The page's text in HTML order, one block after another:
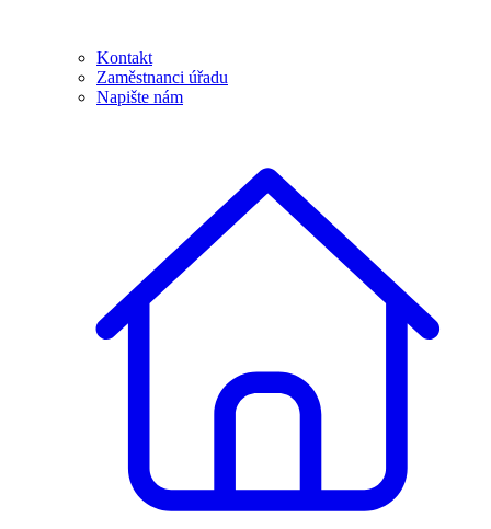
Kontakt
Zaměstnanci úřadu
Napište nám